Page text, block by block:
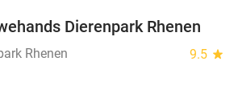
19%
Dierenpark Rhenen
Rhenen 9.5 star